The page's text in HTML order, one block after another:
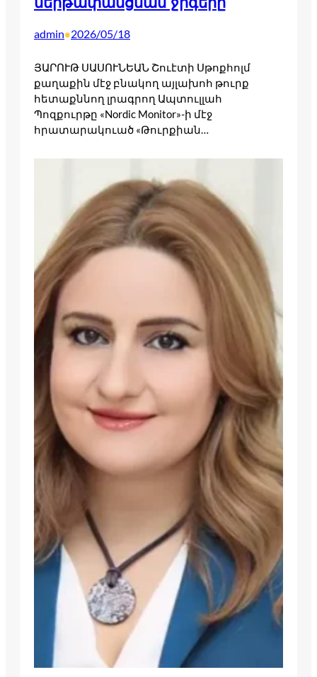
admin•2026/05/18
ՅԱՐՈՒԹ ՍԱՍՈՒՆԵԱՆ Շուէտի Սթոքհոլմ
քաղաքին մէջ բնակող այլախոհ թուրք
հետաքննող լրագրող Ապտուլլահ
Պոզքուրթը «Nordic Monitor»-ի մէջ
հրատարակուած «Թուրքիան…